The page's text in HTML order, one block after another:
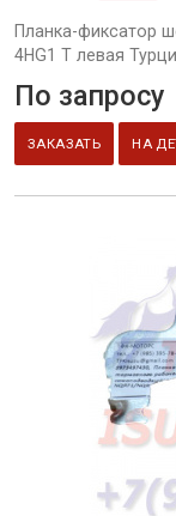
Планка-фиксатор
4НG1 Т левая
По запросу
ЗАКАЗАТЬ НА